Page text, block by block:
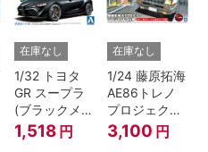
在庫なし
1/32 トヨタ
GR スープラ
(ブラックメタ
リック)
1,518 円
在庫なし
1/24 藤原拓海
AE86トレノ
プロジェクト
D仕様『頭文
字D』
3,100 円